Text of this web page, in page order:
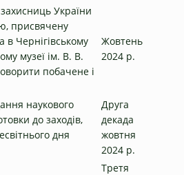
України
присвячену
в Чернігівському
музеї ім. В. В.
побачене і
Жовтень
2024 р.
наукового
до заходів,
дня
Друга
декада
жовтня
2024 р.
Третя